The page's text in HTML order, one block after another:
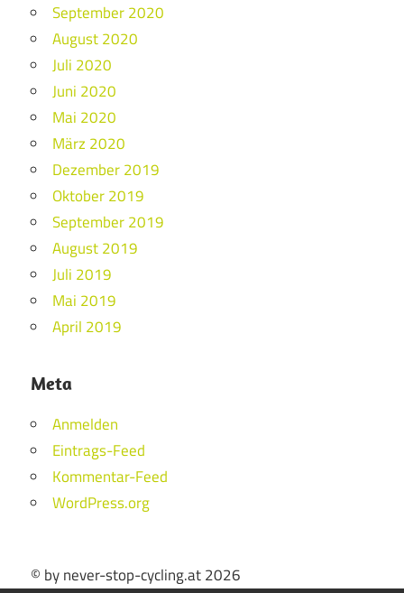
September 2020
August 2020
Juli 2020
Juni 2020
Mai 2020
März 2020
Dezember 2019
Oktober 2019
September 2019
August 2019
Juli 2019
Mai 2019
April 2019
Meta
Anmelden
Eintrags-Feed
Kommentar-Feed
WordPress.org
© by never-stop-cycling.at 2026